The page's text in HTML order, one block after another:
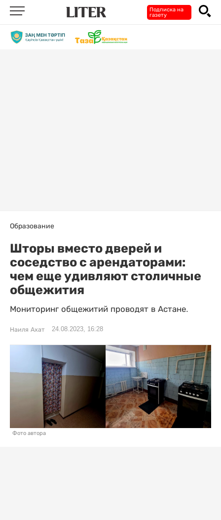
Подписка на
газету
Образование
Шторы вместо дверей и
соседство с арендаторами:
чем еще удивляют столичные
общежития
Мониторинг общежитий проводят в Астане.
Наиля Ахат 24.08.2023, 16:28
Фото автора